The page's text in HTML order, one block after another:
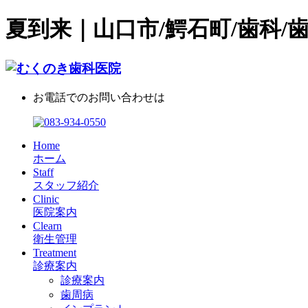
夏到来｜山口市/鰐石町/歯科/
お電話でのお問い合わせは
Home
ホーム
Staff
スタッフ紹介
Clinic
医院案内
Clearn
衛生管理
Treatment
診療案内
診療案内
歯周病